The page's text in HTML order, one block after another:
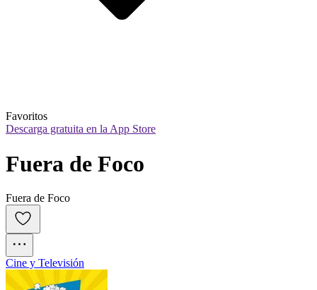
Favoritos
Descarga gratuita en la App Store
Fuera de Foco
Fuera de Foco
Cine y Televisión